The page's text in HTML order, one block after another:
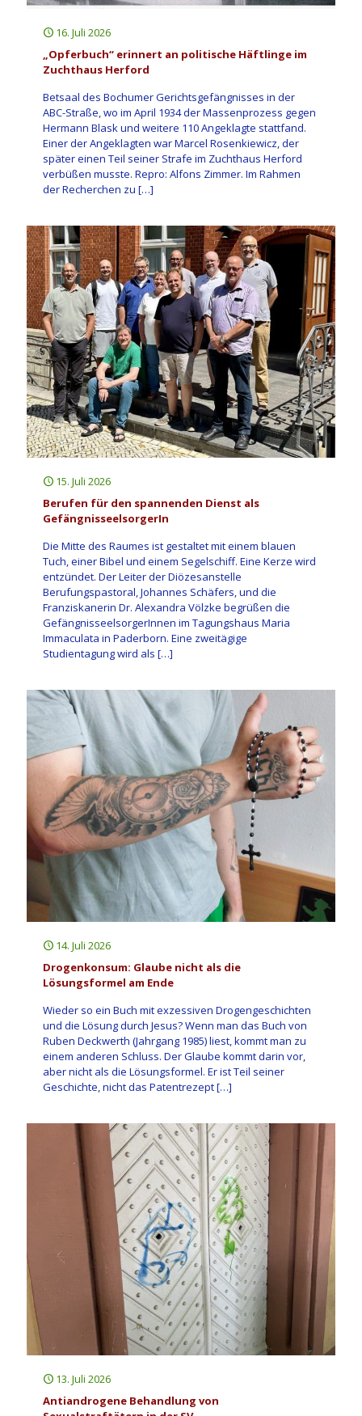
16. Juli 2026
„Opferbuch“ erinnert an politische Häftlinge im
Zuchthaus Herford
Betsaal des Bochumer Gerichtsgefängnisses in der
ABC-Straße, wo im April 1934 der Massenprozess gegen
Hermann Blask und weitere 110 Angeklagte stattfand.
Einer der Angeklagten war Marcel Rosenkiewicz, der
später einen Teil seiner Strafe im Zuchthaus Herford
verbüßen musste. Repro: Alfons Zimmer. Im Rahmen
der Recherchen zu […]
15. Juli 2026
Berufen für den spannenden Dienst als
GefängnisseelsorgerIn
Die Mitte des Raumes ist gestaltet mit einem blauen
Tuch, einer Bibel und einem Segelschiff. Eine Kerze wird
entzündet. Der Leiter der Diözesanstelle
Berufungspastoral, Johannes Schäfers, und die
Franziskanerin Dr. Alexandra Völzke begrüßen die
GefängnisseelsorgerInnen im Tagungshaus Maria
Immaculata in Paderborn. Eine zweitägige
Studientagung wird als […]
14. Juli 2026
Drogenkonsum: Glaube nicht als die
Lösungsformel am Ende
Wieder so ein Buch mit exzessiven Drogengeschichten
und die Lösung durch Jesus? Wenn man das Buch von
Ruben Deckwerth (Jahrgang 1985) liest, kommt man zu
einem anderen Schluss. Der Glaube kommt darin vor,
aber nicht als die Lösungsformel. Er ist Teil seiner
Geschichte, nicht das Patentrezept[…]
13. Juli 2026
Antiandrogene Behandlung von